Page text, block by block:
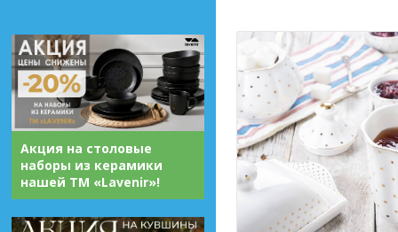
Акция на столовые
наборы из керамики
нашей ТМ «Lavenir»!